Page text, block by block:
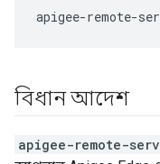
বিধান আদেশ
apigee-remote-